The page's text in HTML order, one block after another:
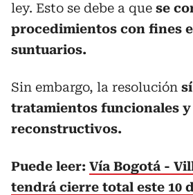
ley. Esto se debe a que se
procedimientos con fines
suntuarios.
Sin embargo, la resolución
tratamientos funcionales y
reconstructivos.
Puede leer: Vía Bogotá -
tendrá cierre total este 10